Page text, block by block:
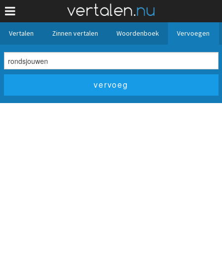
Vertalen Zinnen vertalen Woordenboek Vervoegen